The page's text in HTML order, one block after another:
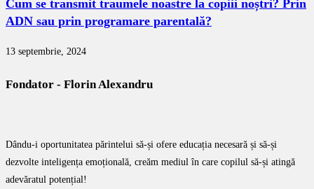
Cum se transmit traumele noastre la copiii noștri? Prin
ADN sau prin programare parentală?
13 septembrie, 2024
Fondator - Florin Alexandru
Dându-i oportunitatea părintelui să-și ofere educația necesară și să-și
dezvolte inteligența emoțională, creăm mediul în care copilul să-și atingă
adevăratul potențial!